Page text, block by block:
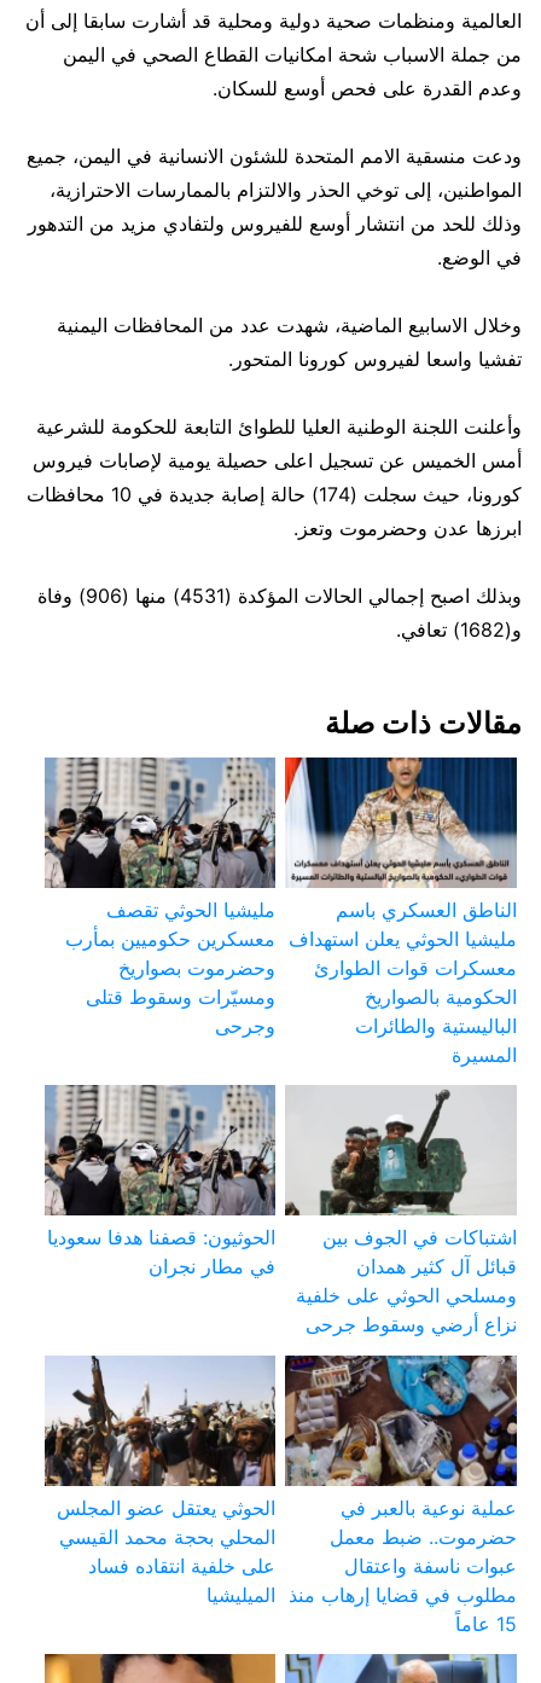
العالمية ومنظمات صحية دولية ومحلية قد أشارت سابقا إلى أن
من جملة الاسباب شحة امكانيات القطاع الصحي في اليمن
وعدم القدرة على فحص أوسع للسكان.
ودعت منسقية الامم المتحدة للشئون الانسانية في اليمن، جميع
المواطنين، إلى توخي الحذر والالتزام بالممارسات الاحترازية،
وذلك للحد من انتشار أوسع للفيروس ولتفادي مزيد من التدهور
في الوضع.
وخلال الاسابيع الماضية، شهدت عدد من المحافظات اليمنية
تفشيا واسعا لفيروس كورونا المتحور.
وأعلنت اللجنة الوطنية العليا للطوائ التابعة للحكومة للشرعية
أمس الخميس عن تسجيل اعلى حصيلة يومية لإصابات فيروس
كورونا، حيث سجلت (174) حالة إصابة جديدة في 10 محافظات
ابرزها عدن وحضرموت وتعز.
وبذلك اصبح إجمالي الحالات المؤكدة (4531) منها (906) وفاة
و(1682) تعافي.
مقالات ذات صلة
الناطق العسكري باسم
مليشيا الحوثي يعلن استهداف
معسكرات قوات الطوارئ
الحكومية بالصواريخ
الباليستية والطائرات
المسيرة
مليشيا الحوثي تقصف
معسكرين حكوميين بمأرب
وحضرموت بصواريخ
ومسيّرات وسقوط قتلى
وجرحى
اشتباكات في الجوف بين
قبائل آل كثير همدان
ومسلحي الحوثي على خلفية
نزاع أرضي وسقوط جرحى
الحوثيون: قصفنا هدفا سعوديا
في مطار نجران
عملية نوعية بالعبر في
حضرموت.. ضبط معمل
عبوات ناسفة واعتقال
مطلوب في قضايا إرهاب منذ
15 عاماً
الحوثي يعتقل عضو المجلس
المحلي بحجة محمد القيسي
على خلفية انتقاده فساد
الميليشيا